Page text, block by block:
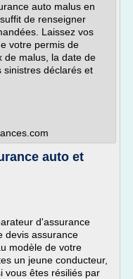
auto malus en
de renseigner
Laissez vos
votre permis de
de malus, la date de
sinistres déclarés et
auto et
d'assurance
devis assurance
modèle de votre
un jeune conducteur,
vous êtes résiliés par